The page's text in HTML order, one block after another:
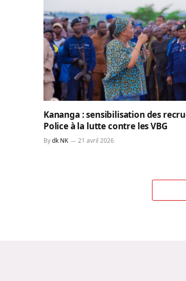
Kananga : sensibilisation des
Police à la lutte contre les VBG
Bydk NK 21 avril 2026